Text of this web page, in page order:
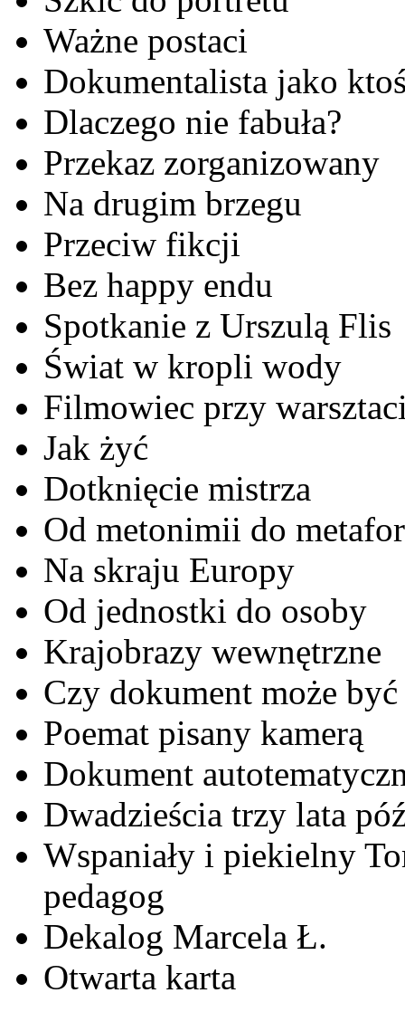
Ważne postaci
Dokumentalista jako
Dlaczego nie fabuła?
Przekaz zorganizowany
Na drugim brzegu
Przeciw fikcji
Bez happy endu
Spotkanie z Urszulą Flis
Świat w kropli wody
Filmowiec przy
Jak żyć
Dotknięcie mistrza
Od metonimii do
Na skraju Europy
Od jednostki do osoby
Krajobrazy wewnętrzne
Czy dokument może być
Poemat pisany kamerą
Dokument
Dwadzieścia trzy lata
Wspaniały i piekielny
pedagog
Dekalog Marcela Ł.
Otwarta karta